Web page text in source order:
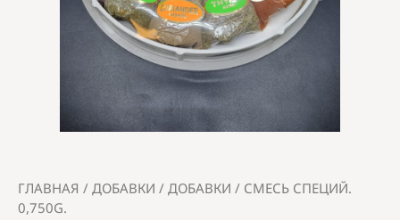
ГЛАВНАЯ / ДОБАВКИ / ДОБАВКИ / СМЕСЬ СПЕЦИЙ.
0,750G.